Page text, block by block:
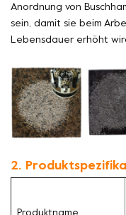
Anordnung von
sein, damit sie beim
Lebensdauer erhöht
2.
Produktname